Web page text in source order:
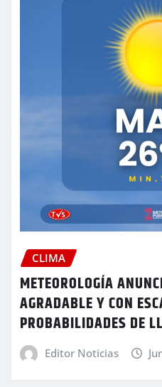
CLIMA
METEOROLOGÍA
AGRADABLE Y CON
PROBABILIDADES DE
Editor Noticias